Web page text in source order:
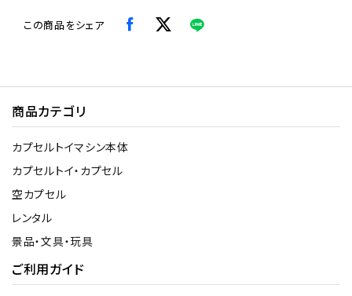
この商品をシェア
商品カテゴリ
カプセルトイマシン本体
カプセルトイ・カプセル
空カプセル
レンタル
景品・文具・玩具
ご利用ガイド